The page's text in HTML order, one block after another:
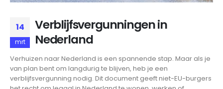
14
mrt
Verblijfsvergunningen in
Nederland
Verhuizen naar Nederland is een spannende stap. Maar als je
van plan bent om langdurig te blijven, heb je een
verblijfsvergunning nodig. Dit document geeft niet-EU-burgers